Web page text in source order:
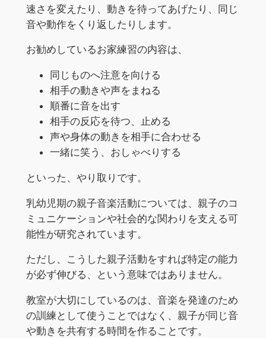
速さを変えたり、動きを待ってあげたり、同じ
音や動作をくり返したりします。
お勧めしているお家練習の内容は、
同じものへ注意を向ける
相手の動きや声をまねる
順番に音を出す
相手の反応を待つ、止める
声や身体の動きを相手に合わせる
一緒に笑う、おしゃべりする
といった、やり取りです。
乳幼児期の親子音楽活動については、親子のコ
ミュニケーションや社会的な関わりを支える可
能性が研究されています。
ただし、こうした親子活動をすれば特定の能力
が必ず伸びる、という意味ではありません。
教室が大切にしているのは、音楽を発達のため
の訓練として使うことではなく、親子が同じ音
や動きを共有する時間を作ることです。